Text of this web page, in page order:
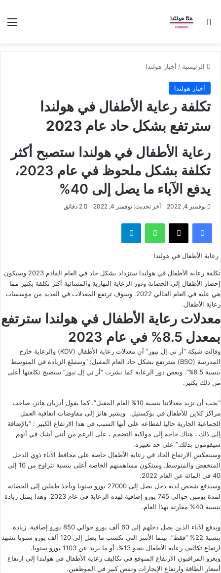
بحث عن
الرئيسية / أخبار هولندا
أخبار هولندا
تكلفة رعاية الأطفال في هولندا
سترتفع بشكل حاد عام 2023
رعاية الأطفال في هولندا ستصبح أكثر
تكلفة بشكل ملحوظ في عام 2023،
يدفع الآباء ما يصل إلى 40%
نوفمبر 4, 2022 آخر تحديث: نوفمبر 4, 2022
فيسبوك ‫X واتساب تيلقرام
رعاية الأطفال في هولندا
تكلفة رعاية الأطفال
في هولندا ستزداد بشكل حاد في العام القادم 2023 وسيكون
إحضار الأطفال إلى الحضانة ودور الرعاية النهارية والمسائية أكثر تكلفة بكثير مما
هي عليه في العام الحالي 2022. وسوف ترتفع المعدلات في العديد من مؤسسات
رعاية الأطفال.
معدلات رعاية الأطفال في هولندا سترتفع
بمعدل 8.5% في عام 2023
وقالت شبكة “أر تي إل نيوز” أن معدلات رعاية الأطفال (KDV) والرعاية خارج
المدرسة (BSO) سترتفع بشكل حاد العام المقبل: “وستبلغ الزيادة في المتوسط ​​
بنسبة 8.5%”. وبعض دور الرعاية كما نشرت “أر تي إل نيوز” ستصبح تكلفتها أعلى
من ذلك بكثير.
“يجب أن تزيد معدلاتنا بنسبة 10% العام المقبل”، كما يقول أدريان هانز، صاحب
مراكز كلاين للأطفال في بوكستيل. ويشير هانز إلى مفاوضات اتفاقية العمل
الجماعية الجارية حاليا لقطاعه على أنها السبب في هذا الارتفاع الكبير : “بالإضافة
إلى ذلك ، هناك حاجة إلى مواكبة التضخم ، على الرغم من أنني أشك في أنهم
سيقومون بذلك.” على حد تعبيره.
وسينعكس الارتفاع الحاد في رعاية الأطفال خاصة على محافظ الآباء ذوي الدخل
المنخفض والمتوسط. وستكون مساهمتهم الخاصة أعلى بنسبة تتراوح من 10 إلى
40 في المائة عن العام 2022.
وسيدفع شخص لديه دخل يصل إلى 27000 يورو سنويا ويأخذ طفلين إلى الحضانة
لمدة يومين حوالي 745 يورو إضافية لهذه الرعاية في عام 2023. وهذا يمثل زيادة
بنسبة 40% مقارنة بهذا العام.
ويدفع الآباء الذين يصل دخلهم إلى 60 ألف يورو حوالي 850 يورو إضافية. زيادة
بنسبة 22% “فقط”. بينما الأسر التي تكسب ما يصل إلى 120 ألف يورو سنويا تشهد
ارتفاع تكاليف رعاية الأطفال بنحو 13%، أو ما يزيد عن 1103 يورو سنويا.
ويعزو المراقبون الارتفاع المتوقع في تكاليف رعاية الأطفال في هولندا إلى ارتفاع
أسعار الطاقة وارتفاع الإيجارات ونقص كبير في الموظفين.